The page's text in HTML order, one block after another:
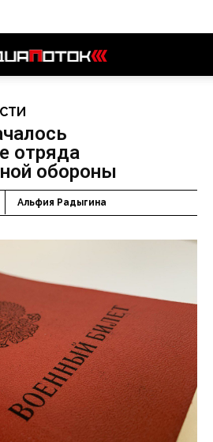
отряда
обороны
Альфия Радыгина